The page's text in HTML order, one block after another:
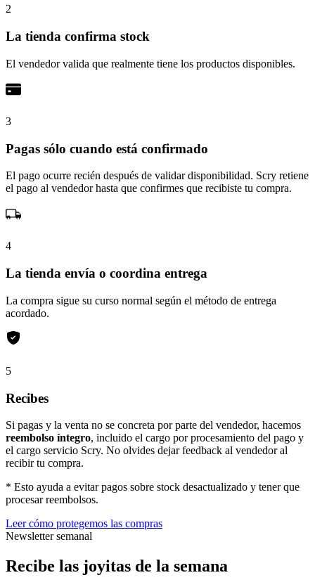
2
La tienda confirma stock
El vendedor valida que realmente tiene los productos disponibles.
3
Pagas sólo cuando está confirmado
El pago ocurre recién después de validar disponibilidad. Scry retiene
el pago al vendedor hasta que confirmes que recibiste tu compra.
4
La tienda envía o coordina entrega
La compra sigue su curso normal según el método de entrega
acordado.
5
Recibes
Si pagas y la venta no se concreta por parte del vendedor, hacemos
reembolso íntegro, incluido el cargo por procesamiento del pago y
el cargo servicio Scry. No olvides dejar feedback al vendedor al
recibir tu compra.
* Esto ayuda a evitar pagos sobre stock desactualizado y tener que
procesar reembolsos.
Leer cómo protegemos las compras
Newsletter semanal
Recibe las joyitas de la semana